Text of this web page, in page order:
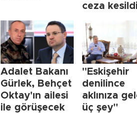
ceza
Adalet Bakanı
Gürlek, Behçet
Oktay'ın ailesi
ile görüşecek
"Eskişehir
denilince
aklınıza
üç şey"